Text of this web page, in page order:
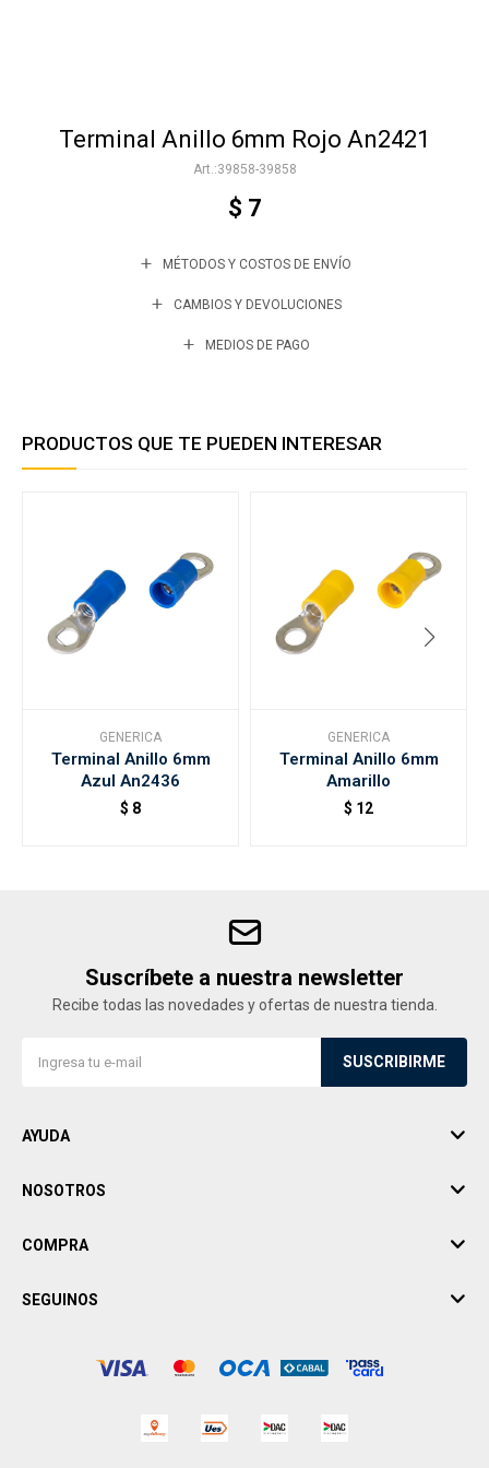
Terminal Anillo 6mm Rojo An2421
39858-39858
$ 7
MÉTODOS Y COSTOS DE ENVÍO
CAMBIOS Y DEVOLUCIONES
MEDIOS DE PAGO
PRODUCTOS QUE TE PUEDEN INTERESAR
GENERICA
Terminal Anillo 6mm
Azul An2436
$ 8
GENERICA
Terminal Anillo 6mm
Amarillo
$ 12
Suscríbete a nuestra newsletter
Recibe todas las novedades y ofertas de nuestra tienda.
SUSCRIBIRME
AYUDA
NOSOTROS
COMPRA
SEGUINOS
Varios